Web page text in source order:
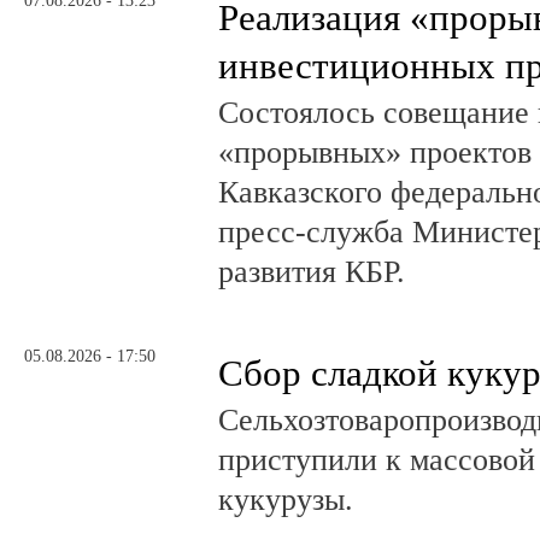
Реализация
инвестиционных
Состоялось
«прорывных» проектов
Кавказского
пресс-служба
развития КБР.
05.08.2026 - 17:50 Сбор сладкой
приступили к
кукурузы.